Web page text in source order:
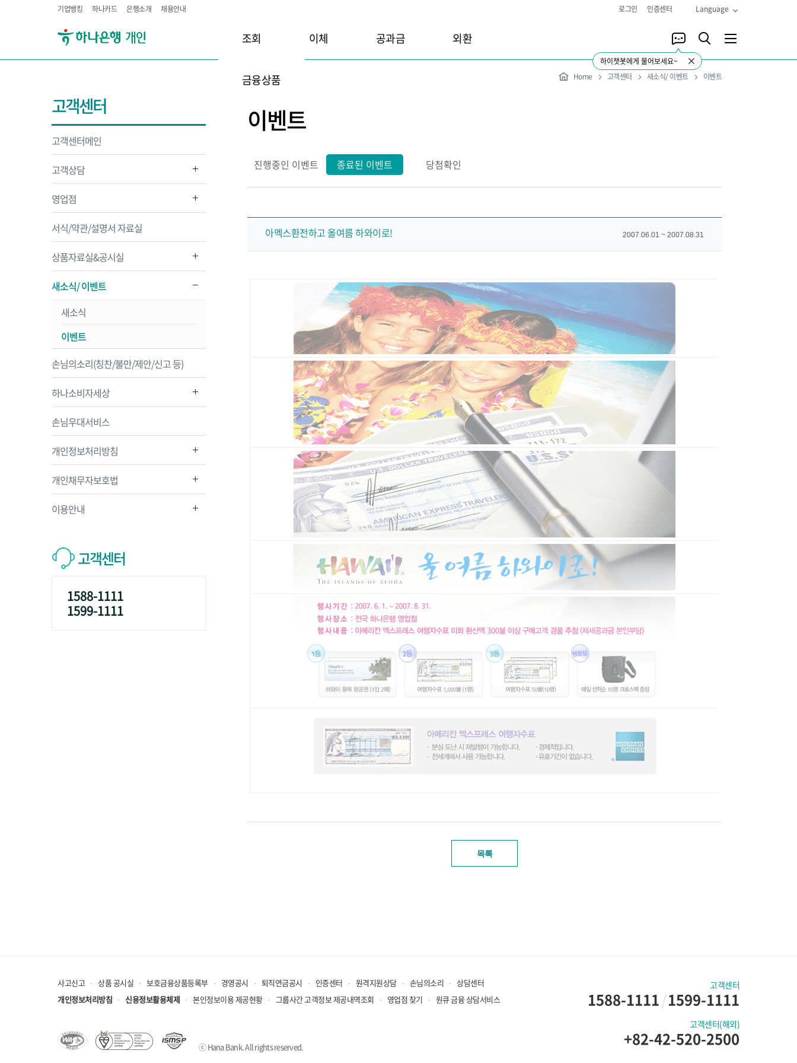
기업뱅킹 하나카드 은행소개 채용안내 로그인 인증센터 Language
조회 이체 공과금 외환
금융상품
하이챗봇에게 물어보세요~
고객센터
고객센터메인
고객상담
영업점
서식/약관/설명서 자료실
상품자료실&공시실
새소식/ 이벤트
새소식
이벤트
손님의소리(칭찬/불만/제안/신고 등)
하나소비자세상
손님우대서비스
개인정보처리방침
개인채무자보호법
이용안내
고객센터
1588-1111
1599-1111
Home 고객센터 새소식/ 이벤트 이벤트
이벤트
진행중인 이벤트 종료된 이벤트 당첨확인
아멕스환전하고 올여름 하와이로! 2007.06.01 ~ 2007.08.31
목록
사고신고 상품 공시실 보호금융상품등록부 경영공시 퇴직연금공시 인증센터 원격지원상담 손님의소리
상담센터
개인정보처리방침
신용정보활용체제 본인정보이용 제공현황 그룹사간 고객정보 제공내역조회 영업점 찾기 원큐 금융 상담서비스
ⓒ Hana Bank. All rights reserved.
고객센터
1588-1111/1599-1111
고객센터(해외)
+82-42-520-2500